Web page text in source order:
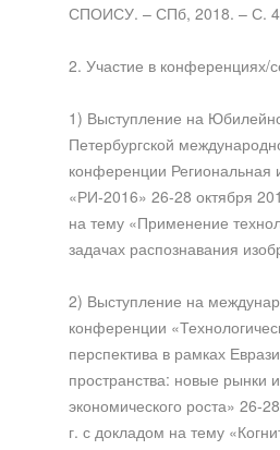
СПОИСУ. – СПб, 2018. – С.
2. Участие в конференциях/
1) Выступление на
Петербургской
конференции Региональная
«РИ-2016» 26-28 октября
на тему «Применение
задачах распознавания
2) Выступление на
конференции
перспектива в рамках
пространства: новые рынки
экономического роста» 26-
г. с докладом на тему